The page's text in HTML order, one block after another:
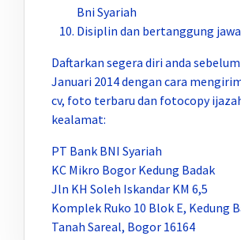
Bni Syariah
Disiplin dan bertanggung
Daftarkan segera diri anda
Januari 2014 dengan cara
cv, foto terbaru dan fotocopy
kealamat:
PT Bank BNI Syariah
KC Mikro Bogor Kedung Badak
Jln KH Soleh Iskandar KM 6,5
Komplek Ruko 10 Blok E, Kedung
Tanah Sareal, Bogor 16164